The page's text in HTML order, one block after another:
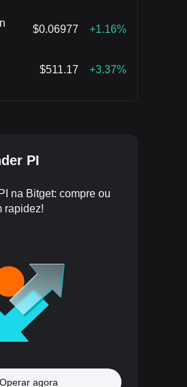
$0.06977 +1.16%
$511.17 +3.37%
PI
na Bitget: compre ou
rapidez!
Operar agora